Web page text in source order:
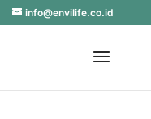
info@envilife.co.id